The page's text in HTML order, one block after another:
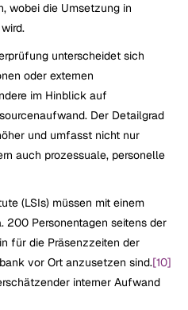
wobei die Umsetzung in
unterscheidet sich
oder externen
im Hinblick auf
Der Detailgrad
und umfasst nicht nur
auch prozessuale, personelle
(LSIs) müssen mit einem
Personentagen seitens der
für die Präsenzzeiten der
vor Ort anzusetzen sind.[10]
interner Aufwand